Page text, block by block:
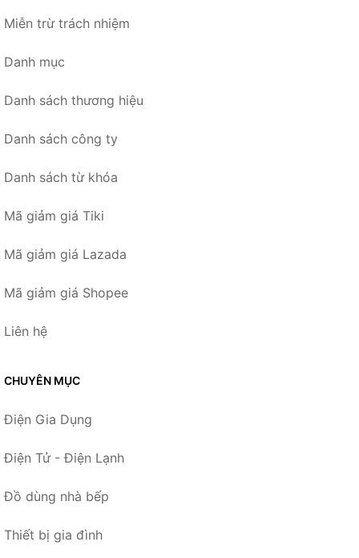
Miễn trừ trách nhiệm
Danh mục
Danh sách thương hiệu
Danh sách công ty
Danh sách từ khóa
Mã giảm giá Tiki
Mã giảm giá Lazada
Mã giảm giá Shopee
Liên hệ
CHUYÊN MỤC
Điện Gia Dụng
Điện Tử - Điện Lạnh
Đồ dùng nhà bếp
Thiết bị gia đình